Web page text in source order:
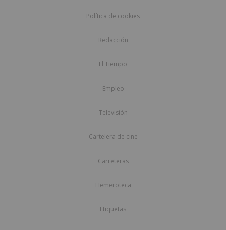
Política de cookies
Redacción
El Tiempo
Empleo
Televisión
Cartelera de cine
Carreteras
Hemeroteca
Etiquetas